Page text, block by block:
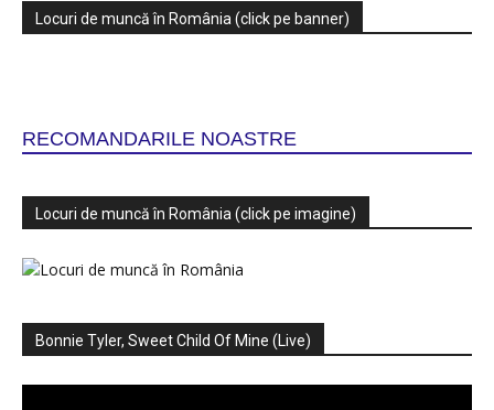
Locuri de muncă în România (click pe banner)
RECOMANDARILE NOASTRE
Locuri de muncă în România (click pe imagine)
Bonnie Tyler, Sweet Child Of Mine (Live)